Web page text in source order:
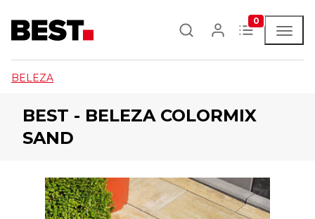
0
BELEZA
BEST - BELEZA COLORMIX
SAND